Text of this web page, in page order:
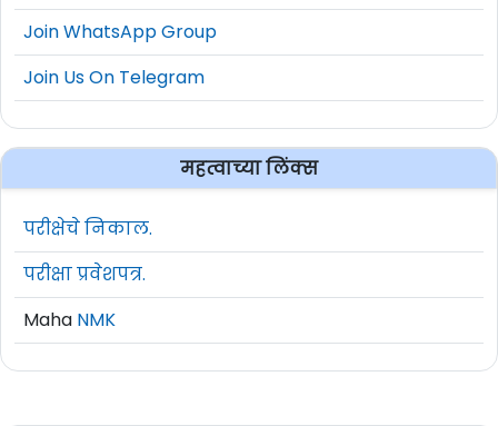
Join WhatsApp Group
Join Us On Telegram
महत्वाच्या लिंक्स
परीक्षेचे निकाल.
परीक्षा प्रवेशपत्र.
Maha NMK